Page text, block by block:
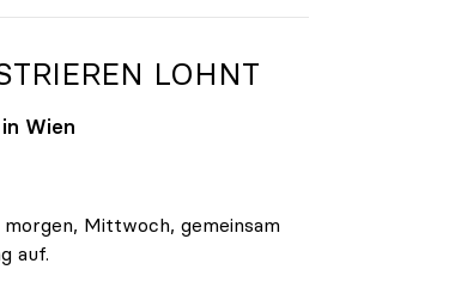
LOHNT
Wien
Mittwoch, gemeinsam
auf.